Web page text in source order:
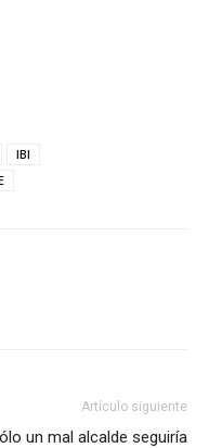
IBI
Artículo siguiente
un mal alcalde seguiría